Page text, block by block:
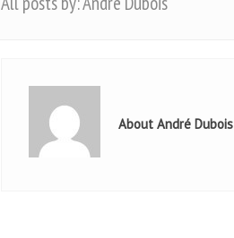
About André Dubois